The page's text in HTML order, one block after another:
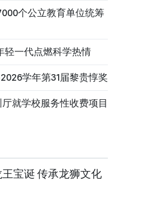
个公立教育单位统筹
轻一代点燃科学热情
学年第31届黎贵惇奖
就学校服务性收费项目
宝诞 传承龙狮文化